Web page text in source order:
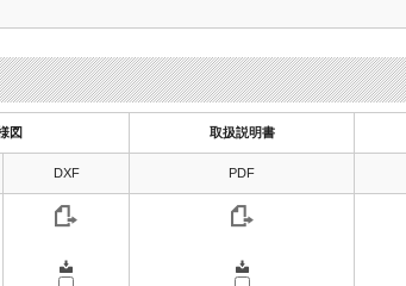
図 取扱説明書
DXF PDF